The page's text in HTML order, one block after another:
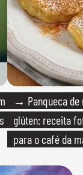
→ Panqueca de
glúten: receita
para o café da